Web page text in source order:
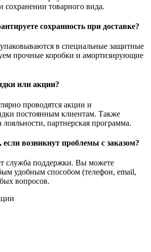
сохранении товарного вида.
сохранность при доставке?
в специальные защитные
прочные коробки и амортизирующие
или акции?
проводятся акции и
постоянным клиентам. Также
лояльности, партнерская программа.
возникнут проблемы с заказом?
служба поддержки. Вы можете
удобным способом (телефон, email,
вопросов.